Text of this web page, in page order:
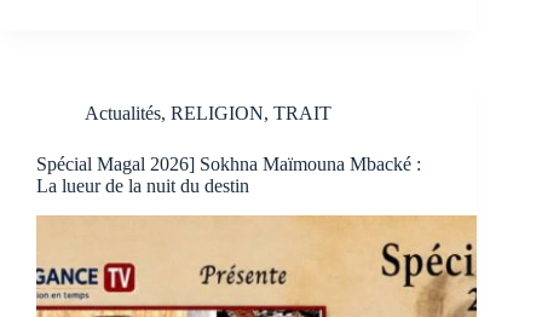
Actualités, RELIGION, TRAIT
Spécial Magal 2026] Sokhna Maïmouna Mbacké :
La lueur de la nuit du destin